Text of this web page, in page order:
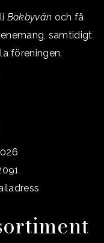
Bokbyvän och få
samtidigt
föreningen.